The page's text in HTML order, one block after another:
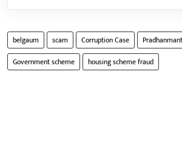
belgaum scam Corruption Case
Government scheme
housing scheme fraud